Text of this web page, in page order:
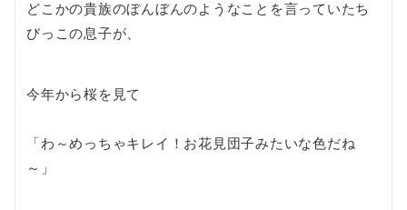
どこかの貴族のぼんぼんのようなことを言っていたち
びっこの息子が、
今年から桜を見て
「わ～めっちゃキレイ！お花見団子みたいな色だね
～」